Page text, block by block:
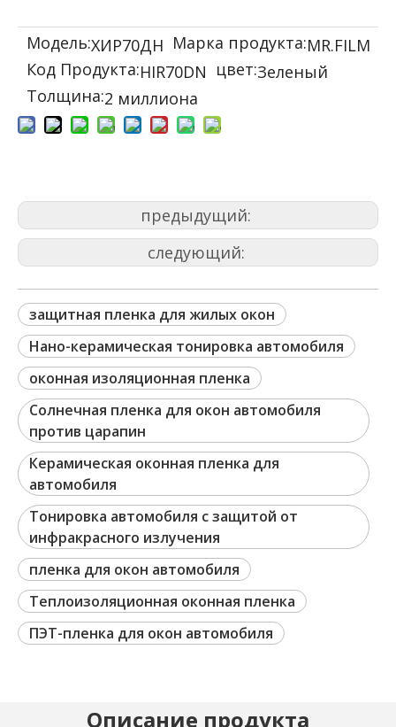
Модель:ХИР70ДН Марка продукта:MR.FILM
Код Продукта:HIR70DN цвет:Зеленый
Толщина:2 миллиона
предыдущий:
следующий:
защитная пленка для жилых окон
Нано-керамическая тонировка автомобиля
оконная изоляционная пленка
Солнечная пленка для окон автомобиля
против царапин
Керамическая оконная пленка для
автомобиля
Тонировка автомобиля с защитой от
инфракрасного излучения
пленка для окон автомобиля
Теплоизоляционная оконная пленка
ПЭТ-пленка для окон автомобиля
Описание продукта